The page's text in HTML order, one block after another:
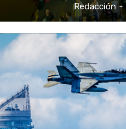
Redacción -